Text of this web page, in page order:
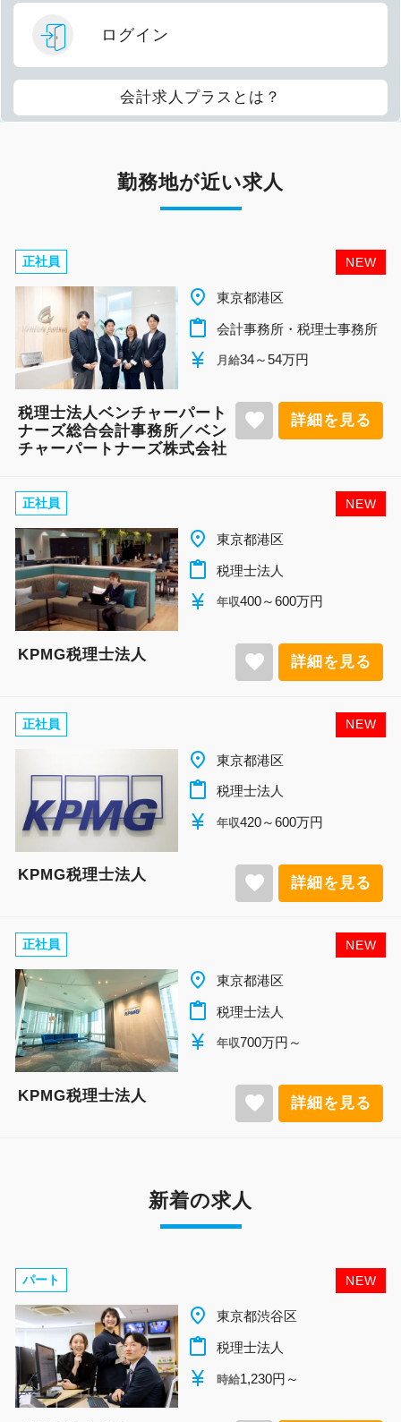
ログイン
会計求人プラスとは？
勤務地が近い求人
NEW
正社員
place 東京都港区
content_paste 会計事務所・税理士事務所
currency_yen 月給34～54万円
税理士法人ベンチャーパート
ナーズ総合会計事務所／ベン
チャーパートナーズ株式会社
favorite 詳細を見る
NEW
正社員
place 東京都港区
content_paste 税理士法人
currency_yen 年収400～600万円
KPMG税理士法人 favorite 詳細を見る
NEW
正社員
place 東京都港区
content_paste 税理士法人
currency_yen 年収420～600万円
KPMG税理士法人 favorite 詳細を見る
NEW
正社員
place 東京都港区
content_paste 税理士法人
currency_yen 年収700万円～
KPMG税理士法人 favorite 詳細を見る
新着の求人
NEW
パート
place 千葉県柏市
content_paste 税理士法人
currency_yen 時給1,140円～